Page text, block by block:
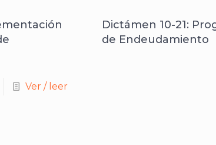
Ver / leer
Dictámen 10-21:
de Endeudamiento